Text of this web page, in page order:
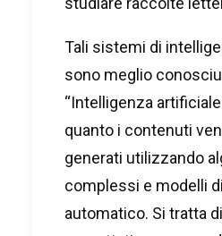
Tali sistemi di
sono meglio
“Intelligenza artificiale
quanto i contenuti
generati utilizzando
complessi e modelli
automatico. Si tratta